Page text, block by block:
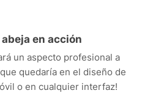
en acción
un aspecto profesional a
quedaría en el diseño de
o en cualquier interfaz!